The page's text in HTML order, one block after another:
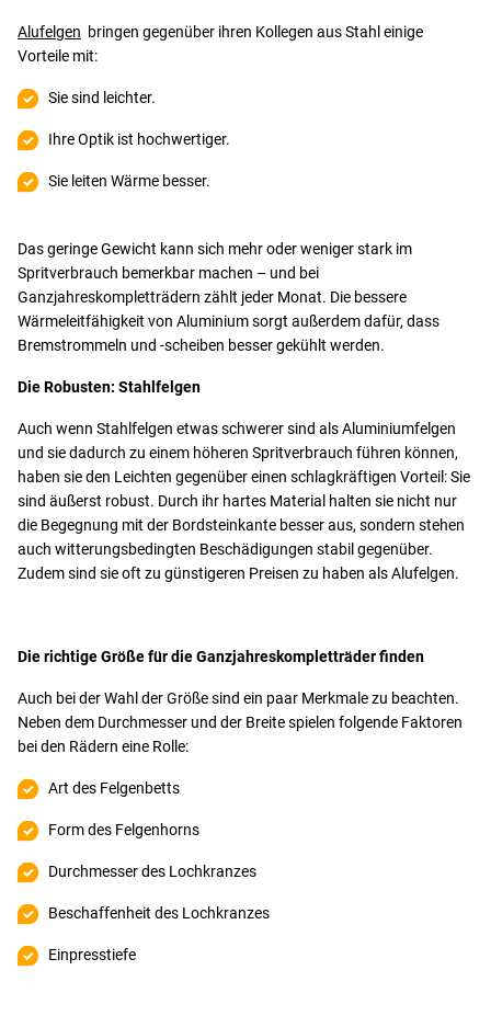
Alufelgen bringen gegenüber ihren Kollegen aus Stahl einige
Vorteile mit:
Sie sind leichter.
Ihre Optik ist hochwertiger.
Sie leiten Wärme besser.
Das geringe Gewicht kann sich mehr oder weniger stark im
Spritverbrauch bemerkbar machen – und bei
Ganzjahreskompletträdern zählt jeder Monat. Die bessere
Wärmeleitfähigkeit von Aluminium sorgt außerdem dafür, dass
Bremstrommeln und -scheiben besser gekühlt werden.
Die Robusten: Stahlfelgen
Auch wenn Stahlfelgen etwas schwerer sind als Aluminiumfelgen
und sie dadurch zu einem höheren Spritverbrauch führen können,
haben sie den Leichten gegenüber einen schlagkräftigen Vorteil: Sie
sind äußerst robust. Durch ihr hartes Material halten sie nicht nur
die Begegnung mit der Bordsteinkante besser aus, sondern stehen
auch witterungsbedingten Beschädigungen stabil gegenüber.
Zudem sind sie oft zu günstigeren Preisen zu haben als Alufelgen.
Die richtige Größe für die Ganzjahreskompletträder finden
Auch bei der Wahl der Größe sind ein paar Merkmale zu beachten.
Neben dem Durchmesser und der Breite spielen folgende Faktoren
bei den Rädern eine Rolle:
Art des Felgenbetts
Form des Felgenhorns
Durchmesser des Lochkranzes
Beschaffenheit des Lochkranzes
Einpresstiefe